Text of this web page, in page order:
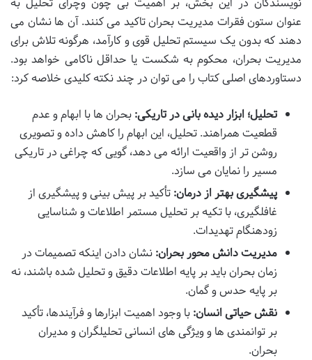
عنوان ستون فقرات مدیریت بحران تاکید می کنند. آن ها نشان می
دهند که بدون یک سیستم تحلیل قوی و کارآمد، هرگونه تلاش برای
مدیریت بحران، محکوم به شکست یا حداقل ناکامی خواهد بود.
دستاوردهای اصلی کتاب را می توان در چند نکته کلیدی خلاصه کرد:
تحلیل؛ ابزار دیده بانی در تاریکی: بحران ها با ابهام و عدم
قطعیت همراهند. تحلیل، این ابهام را کاهش داده و تصویری
روشن تر از واقعیت ارائه می دهد، گویی که چراغی در تاریکی
مسیر را نمایان می سازد.
پیشگیری بهتر از درمان: تأکید بر پیش بینی و پیشگیری از
غافلگیری، با تکیه بر تحلیل مستمر اطلاعات و شناسایی
زودهنگام تهدیدات.
مدیریت دانش محور بحران: نشان دادن اینکه تصمیمات در
زمان بحران باید بر پایه اطلاعات دقیق و تحلیل شده باشند، نه
بر پایه حدس و گمان.
نقش حیاتی انسان: با وجود اهمیت ابزارها و فرآیندها، تأکید
بر توانمندی ها و ویژگی های انسانی تحلیلگران و مدیران
بحران.